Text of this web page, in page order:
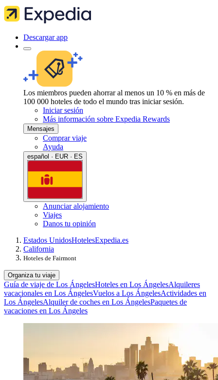
Descargar app
Los miembros pueden ahorrar al menos un 10 % en más de
100 000 hoteles de todo el mundo tras iniciar sesión.
Iniciar sesión
Más información sobre Expedia Rewards
Mensajes
Comprar viaje
Ayuda
español · EUR · ES
Anunciar alojamiento
Viajes
Danos tu opinión
Estados UnidosHotelesExpedia.es
California
Hoteles de Fairmont
Organiza tu viaje
Guía de viaje de Los ÁngelesHoteles en Los ÁngelesAlquileres
vacacionales en Los ÁngelesVuelos a Los ÁngelesActividades en
Los ÁngelesAlquiler de coches en Los ÁngelesPaquetes de
vacaciones en Los Ángeles